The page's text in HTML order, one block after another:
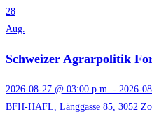
28
Aug.
Schweizer Agrarpolitik
2026-08-27 @ 03:00 p.m. - 2026-
BFH-HAFL, Länggasse 85, 3052